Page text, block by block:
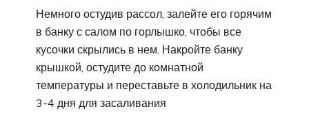
Немного остудив рассол, залейте его горячим
в банку с салом по горлышко, чтобы все
кусочки скрылись в нем. Накройте банку
крышкой, остудите до комнатной
температуры и переставьте в холодильник на
3-4 дня для засаливания